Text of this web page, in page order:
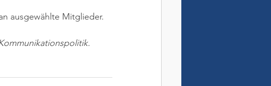
ausgewählte Mitglieder.